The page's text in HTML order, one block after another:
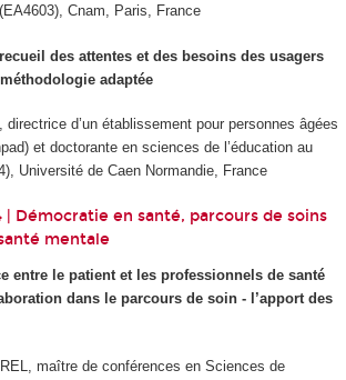
Cnam, Paris, France
des attentes et des besoins des usagers
adaptée
directrice d’un établissement pour personnes âgées
et doctorante en sciences de l’éducation au
Université de Caen Normandie, France
| Démocratie en santé, parcours de soins
mentale
entre le patient et les professionnels de santé
dans le parcours de soin - l’apport des
maître de conférences en Sciences de